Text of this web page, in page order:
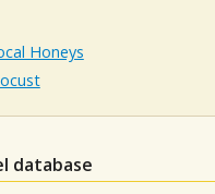
Honeys
database